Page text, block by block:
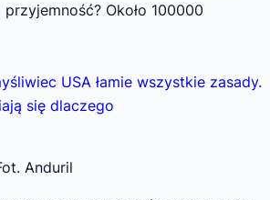
Około 100000
USA łamie wszystkie zasady.
się dlaczego
Anduril